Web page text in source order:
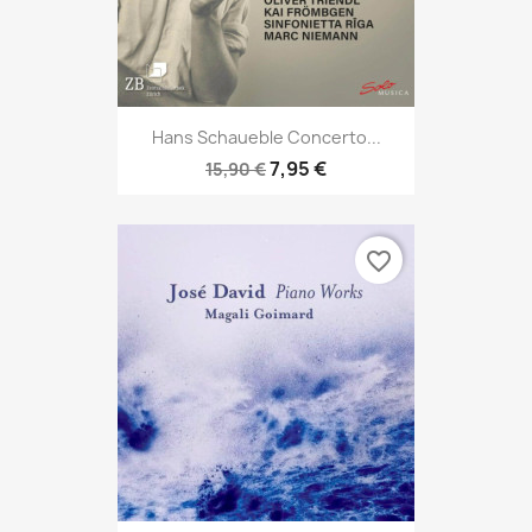
Hans Schaueble Concerto...
15,90 €7,95 €
favorite_border